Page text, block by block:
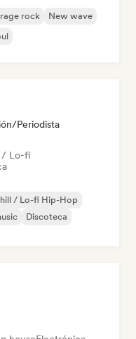
rock
New wave
Periodista
/ Lo-fi
/ Lo-fi Hip-Hop
Discoteca